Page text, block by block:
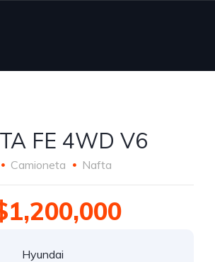
FE 4WD V6
Camioneta Nafta
Hyundai